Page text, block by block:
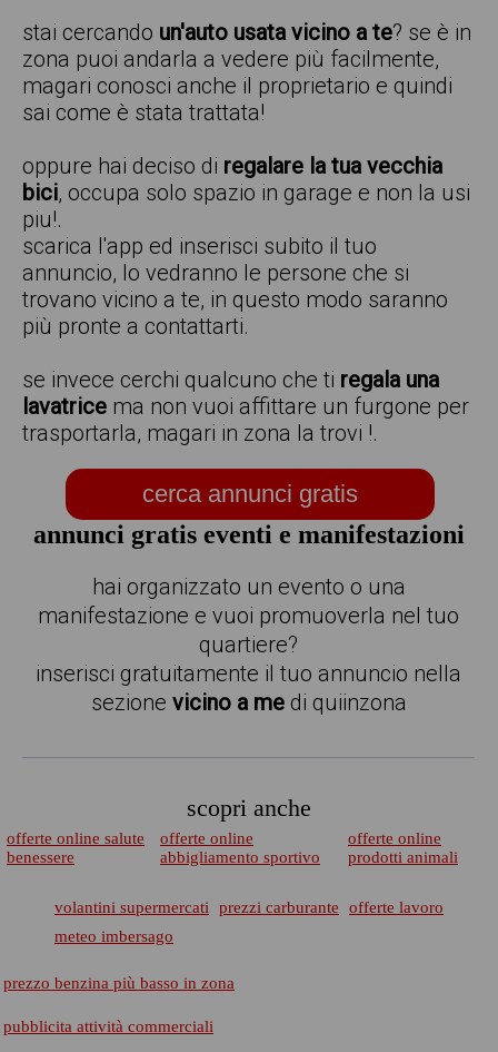
stai cercando un'auto usata vicino a te? se è in
zona puoi andarla a vedere più facilmente,
magari conosci anche il proprietario e quindi
sai come è stata trattata!
oppure hai deciso di regalare la tua vecchia
bici, occupa solo spazio in garage e non la usi
piu!.
scarica l'app ed inserisci subito il tuo
annuncio, lo vedranno le persone che si
trovano vicino a te, in questo modo saranno
più pronte a contattarti.
se invece cerchi qualcuno che ti regala una
lavatrice ma non vuoi affittare un furgone per
trasportarla, magari in zona la trovi !.
cerca annunci gratis
annunci gratis eventi e manifestazioni
hai organizzato un evento o una
manifestazione e vuoi promuoverla nel tuo
quartiere?
inserisci gratuitamente il tuo annuncio nella
sezione vicino a medi quiinzona
scopri anche
offerte online salute
benessere
offerte online
abbigliamento sportivo
offerte online
prodotti animali
volantini supermercati prezzi carburante
offerte lavoro
meteo imbersago
prezzo benzina più basso in zona
pubblicita attività commerciali